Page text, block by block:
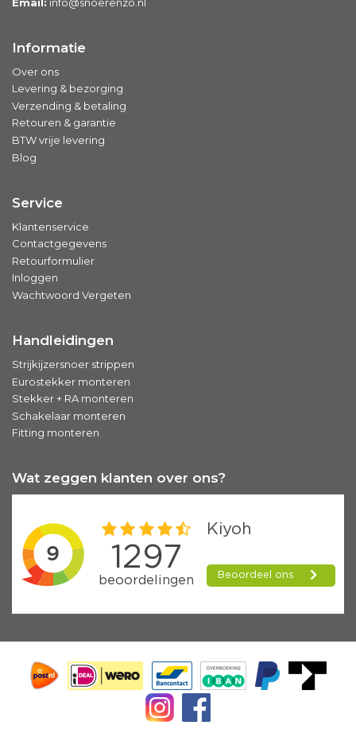
Informatie
Over ons
Levering & bezorging
Verzending & betaling
Retouren & garantie
BTW vrije levering
Blog
Service
Klantenservice
Contactgegevens
Retourformulier
Inloggen
Wachtwoord Vergeten
Handleidingen
Strijkijzersnoer strippen
Eurostekker monteren
Stekker + RA monteren
Schakelaar monteren
Fitting monteren
Wat zeggen klanten over ons?